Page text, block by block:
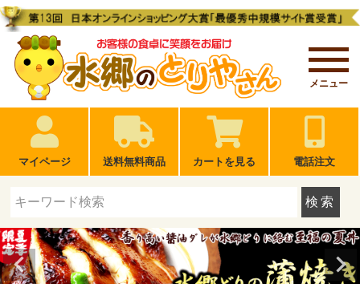
メニュー
マイページ 送料無料商品 カートを見る 電話注文
検索